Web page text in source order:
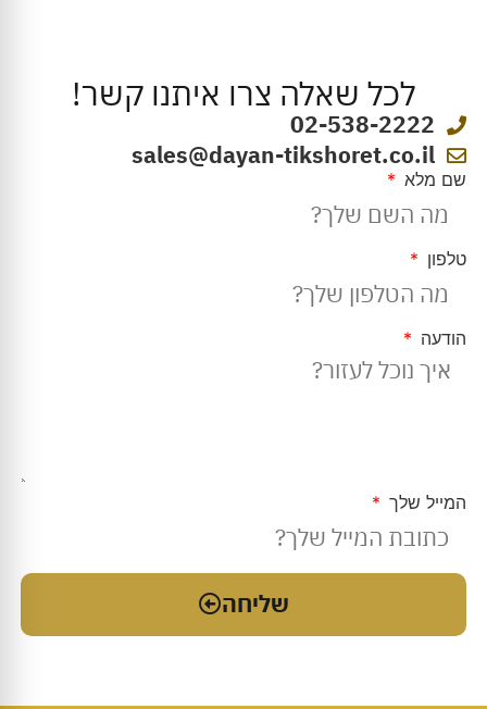
לכל שאלה צרו איתנו קשר!
02-538-2222
sales@dayan-tikshoret.co.il
שם מלא
טלפון
הודעה
המייל שלך
שליחה